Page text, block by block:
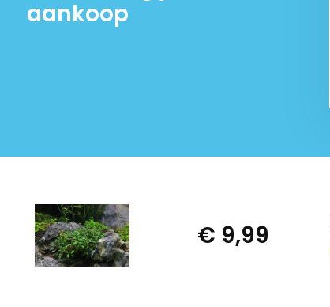
aankoop
Lighting B-Line
€ 9,99